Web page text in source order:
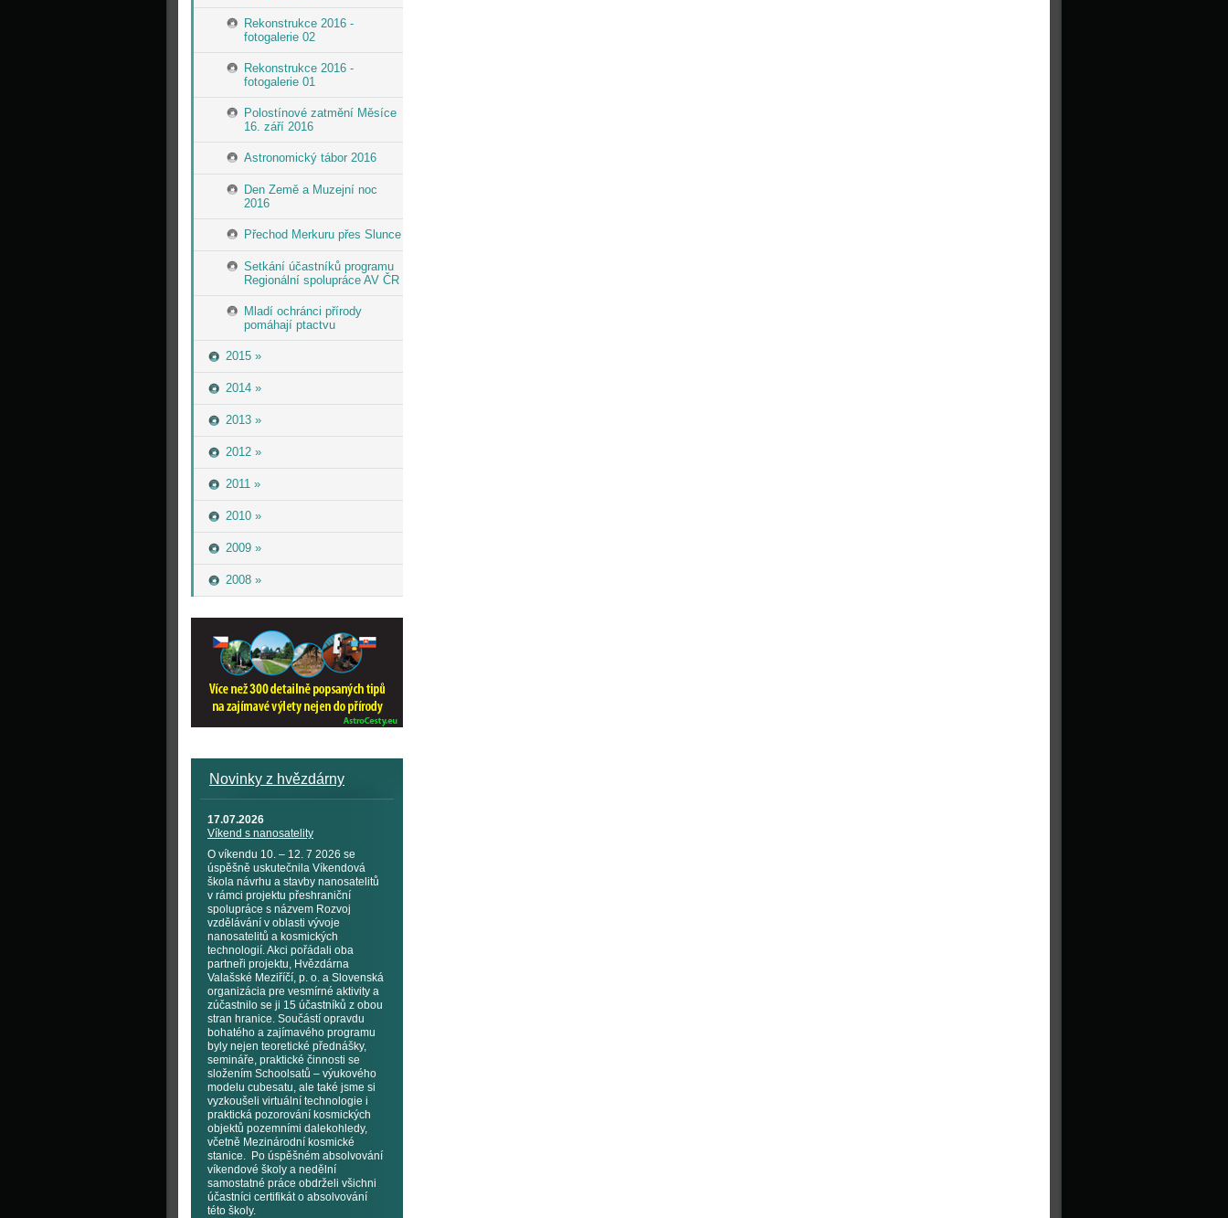
Rekonstrukce 2016 -
fotogalerie 02
Rekonstrukce 2016 -
fotogalerie 01
Polostínové zatmění Měsíce
16. září 2016
Astronomický tábor 2016
Den Země a Muzejní noc
2016
Přechod Merkuru přes Slunce
Setkání účastníků programu
Regionální spolupráce AV ČR
Mladí ochránci přírody
pomáhají ptactvu
2015 »
2014 »
2013 »
2012 »
2011 »
2010 »
2009 »
2008 »
Novinky z hvězdárny
17.07.2026
Víkend s nanosatelity
O víkendu 10. – 12. 7 2026 se
úspěšně uskutečnila Víkendová
škola návrhu a stavby nanosatelitů
v rámci projektu přeshraniční
spolupráce s názvem Rozvoj
vzdělávání v oblasti vývoje
nanosatelitů a kosmických
technologií. Akci pořádali oba
partneři projektu, Hvězdárna
Valašské Meziříčí, p. o. a Slovenská
organizácia pre vesmírné aktivity a
zúčastnilo se ji 15 účastníků z obou
stran hranice. Součástí opravdu
bohatého a zajímavého programu
byly nejen teoretické přednášky,
semináře, praktické činnosti se
složením Schoolsatů – výukového
modelu cubesatu, ale také jsme si
vyzkoušeli virtuální technologie i
praktická pozorování kosmických
objektů pozemními dalekohledy,
včetně Mezinárodní kosmické
stanice. Po úspěšném absolvování
víkendové školy a nedělní
samostatné práce obdrželi všichni
účastníci certifikát o absolvování
této školy.